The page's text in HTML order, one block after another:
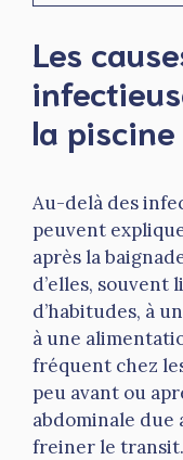
Les
la piscine
Au-delà des
peuvent
après la
d’elles, souvent
d’habitudes, à
à une
fréquent chez
peu avant ou
abdominale due
freiner le transit.